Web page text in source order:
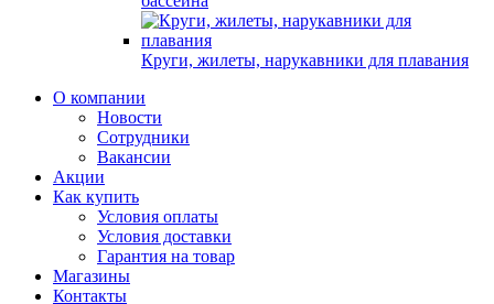
Круги, жилеты, нарукавники для плавания
О компании
Новости
Сотрудники
Вакансии
Акции
Как купить
Условия оплаты
Условия доставки
Гарантия на товар
Магазины
Контакты